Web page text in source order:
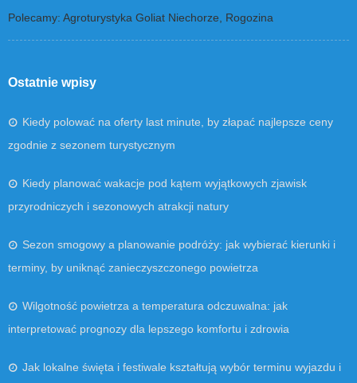
Polecamy: Agroturystyka Goliat Niechorze, Rogozina
Ostatnie wpisy
Kiedy polować na oferty last minute, by złapać najlepsze ceny
zgodnie z sezonem turystycznym
Kiedy planować wakacje pod kątem wyjątkowych zjawisk
przyrodniczych i sezonowych atrakcji natury
Sezon smogowy a planowanie podróży: jak wybierać kierunki i
terminy, by uniknąć zanieczyszczonego powietrza
Wilgotność powietrza a temperatura odczuwalna: jak
interpretować prognozy dla lepszego komfortu i zdrowia
Jak lokalne święta i festiwale kształtują wybór terminu wyjazdu i